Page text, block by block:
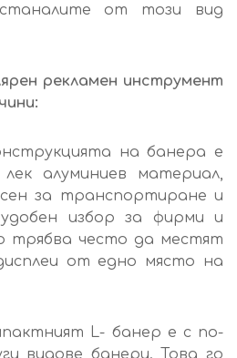
от този вид
рекламен инструмент
на банера е
алуминиев материал,
за транспортиране и
избор за фирми и
трябва често да местят
от едно място на
L- банер е с по-
видове банери. Това го